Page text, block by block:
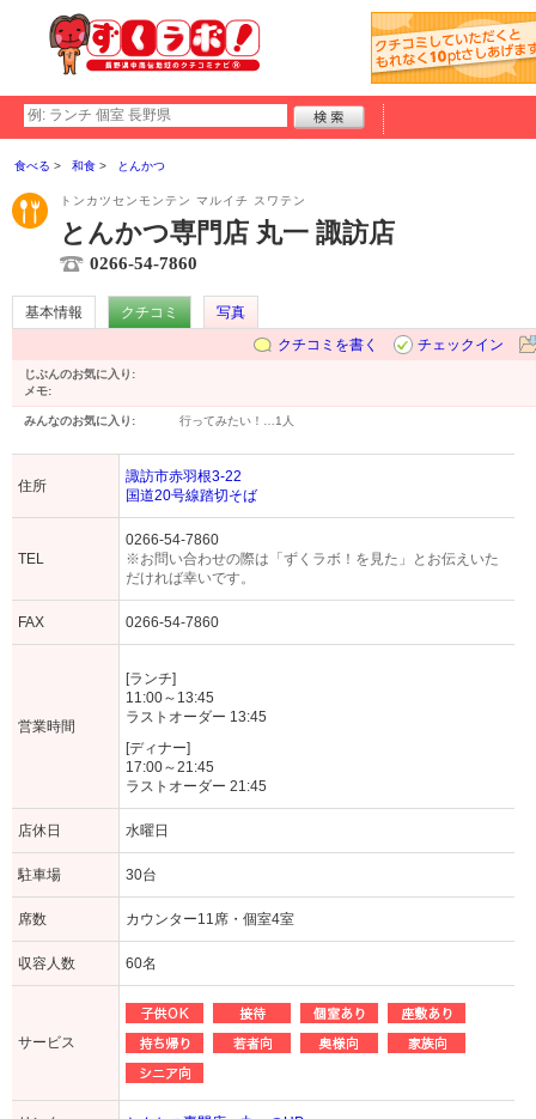
食べる 和食 とんかつ
トンカツセンモンテン マルイチ スワテン
とんかつ専門店 丸一 諏訪店
0266-54-7860
基本情報 クチコミ
写真
クチコミを書く
チェックイン
じぶんのお気に入り:
メモ:
みんなのお気に入り: 行ってみたい！… 1人
住所
諏訪市赤羽根3-22
国道20号線踏切そば
TEL
0266-54-7860
※お問い合わせの際は「ずくラボ！を見た」とお伝えいた
だければ幸いです。
FAX 0266-54-7860
営業時間
[ランチ]
11:00～13:45
ラストオーダー 13:45
[ディナー]
17:00～21:45
ラストオーダー 21:45
店休日 水曜日
駐車場 30台
席数 カウンター11席・個室4室
収容人数 60名
サービス